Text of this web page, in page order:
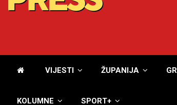
VIJESTI ŽUPANIJA
KOLUMNE SPORT+